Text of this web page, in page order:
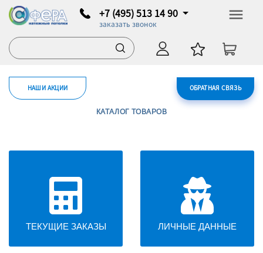
+7 (495) 513 14 90
заказать звонок
ОБРАТНАЯ СВЯЗЬ
НАШИ АКЦИИ
КАТАЛОГ ТОВАРОВ
ТЕКУЩИЕ ЗАКАЗЫ ЛИЧНЫЕ ДАННЫЕ